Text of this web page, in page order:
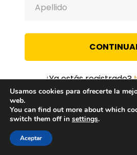
¿Ya estás registrado?
Usamos cookies para ofrecerte la
web.
You can find out more about which
switch them off in settings.
Aceptar